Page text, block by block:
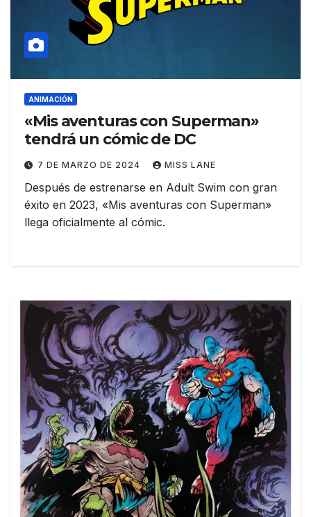
ANIMACIÓN
«Mis aventuras con Superman»
tendrá un cómic de DC
7 DE MARZO DE 2024 MISS LANE
Después de estrenarse en Adult Swim con gran
éxito en 2023, «Mis aventuras con Superman»
llega oficialmente al cómic.